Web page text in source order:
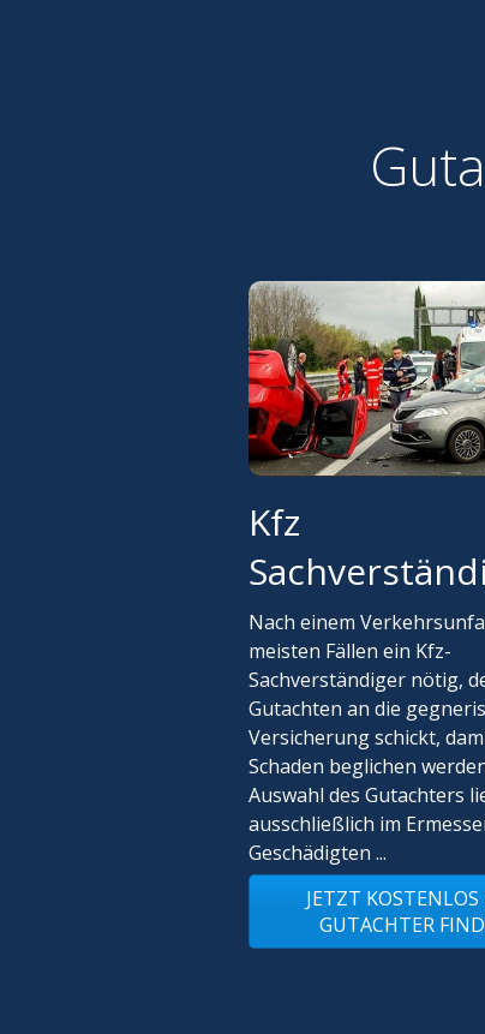
Kfz
Nach einem
meisten Fällen ein Kfz-
Sachverständiger nötig,
Gutachten an die
Versicherung schickt,
Schaden beglichen
Auswahl des Gutachters
ausschließlich im
Geschädigten ...
JETZT KOSTENLOS
GUTACHTER